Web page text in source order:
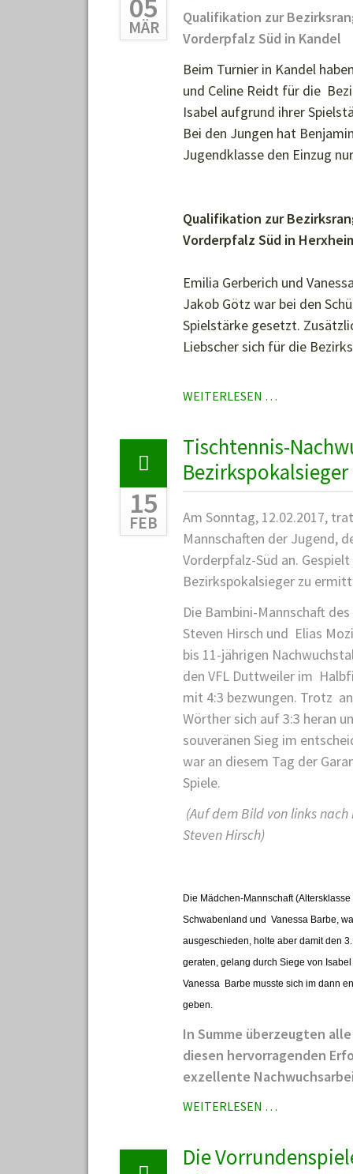
"AKTION
SAUBERE
DABEI
05
MÄR
Qualifikation zur
Vorderpfalz Süd in Kandel
Beim Turnier in Kandel
und Celine Reidt für die
Isabel aufgrund ihrer
Bei den Jungen hat
Jugendklasse den Einzug
Qualifikation zur
Vorderpfalz Süd in
Emilia Gerberich und
Jakob Götz war bei den
Spielstärke gesetzt.
Liebscher sich für die
WEITERLESEN …
SICH
FÜR
QUALIFIZIERT
Tischtennis-
Bezirkspokalsieger
15
FEB
Am Sonntag, 12.02.2017,
Mannschaften der Jugend,
Vorderpfalz-Süd an.
Bezirkspokalsieger zu
Die Bambini-Mannschaft
Steven Hirsch und Elias
bis 11-jährigen
den VFL Duttweiler im
mit 4:3 bezwungen. Trotz
Wörther sich auf 3:3 heran
souveränen Sieg im
war an diesem Tag der
Spiele.
(Auf dem Bild von links nach
Steven Hirsch)
Die Mädchen-Mannschaft
Schwabenland und Vanessa Barbe,
ausgeschieden, holte aber damit den
geraten, gelang durch Siege von
Vanessa Barbe musste sich im dann
geben.
In Summe überzeugten
diesen hervorragenden
exzellente
WEITERLESEN …
TV03-
Die